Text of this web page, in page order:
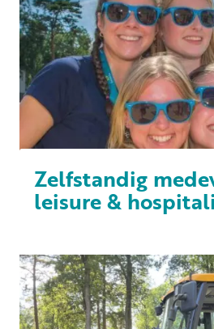
Zelfstandig
leisure &